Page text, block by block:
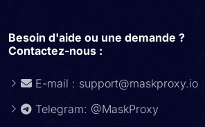
Besoin d'aide ou une demande ?
Contactez-nous :
E-mail : support@maskproxy.io
Telegram: @MaskProxy